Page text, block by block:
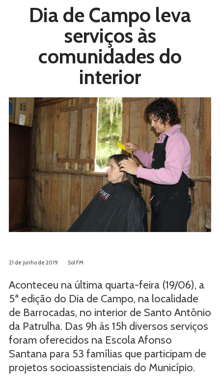
Dia de Campo leva
serviços às
comunidades do
interior
21 de junho de 2019 Sol FM
Aconteceu na última quarta-feira (19/06), a
5ª edição do Dia de Campo, na localidade
de Barrocadas, no interior de Santo Antônio
da Patrulha. Das 9h às 15h diversos serviços
foram oferecidos na Escola Afonso
Santana para 53 famílias que participam de
projetos socioassistenciais do Município.